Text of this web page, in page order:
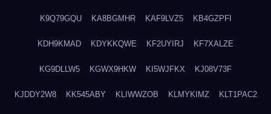
K9Q79GQU KA8BGMHR KAF9LVZ5 KB4GZPFI
KDH9KMAD KDYKKQWE KF2UYIRJ KF7XALZE
KG9DLLW5 KGWX9HKW KI5WJFKX KJ08V73F
KJDDY2W8 KK545ABY KLIWWZOB KLMYKIMZ KLT1PAC2